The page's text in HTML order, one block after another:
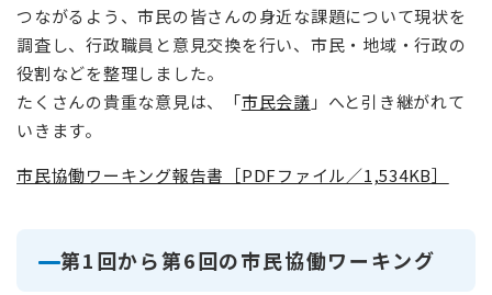
つながるよう、市民の皆さんの身近な課題について現状を
調査し、行政職員と意見交換を行い、市民・地域・行政の
役割などを整理しました。
たくさんの貴重な意見は、「市民会議 」へと引き継がれて
いきます。
市民協働ワーキング報告書［PDFファイル／1,534KB］
第1回から第6回の市民協働ワーキング